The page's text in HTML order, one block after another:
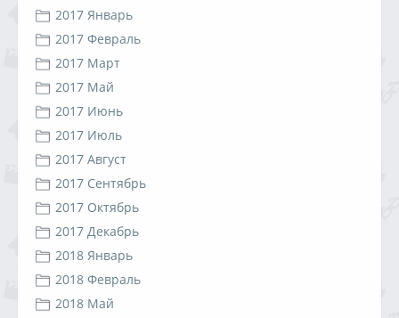
2017 Январь
2017 Февраль
2017 Март
2017 Май
2017 Июнь
2017 Июль
2017 Август
2017 Сентябрь
2017 Октябрь
2017 Декабрь
2018 Январь
2018 Февраль
2018 Май